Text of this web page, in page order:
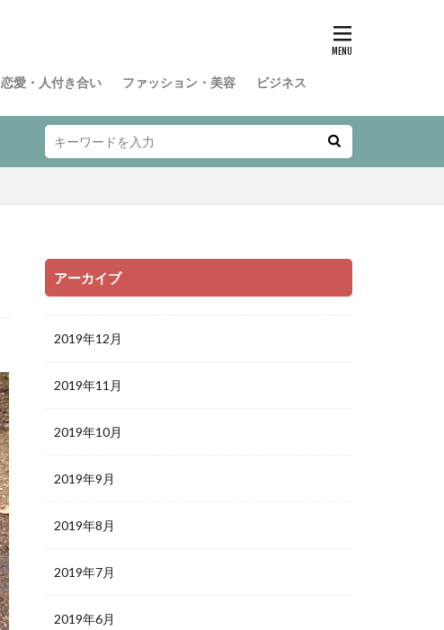
恋愛・人付き合い ファッション・美容 ビジネス
アーカイブ
2019年12月
2019年11月
2019年10月
2019年9月
2019年8月
2019年7月
2019年6月